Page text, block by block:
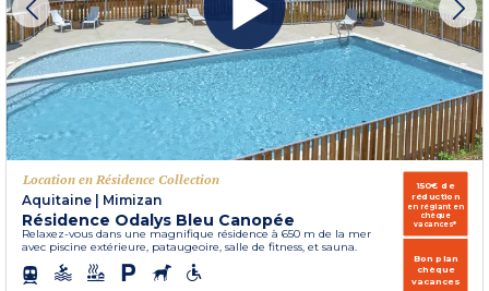
Location en Résidence Collection
Aquitaine
Mimizan
Résidence Odalys Bleu Canopée
Relaxez-vous dans une magnifique résidence à 650 m de la mer
avec piscine extérieure, pataugeoire, salle de fitness, et sauna.
150€ de
réduction
en réglant en
chèque
vacances*
Bon plan
chèque
vacances